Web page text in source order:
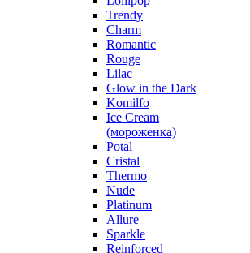
Trendy
Charm
Romantic
Rouge
Lilac
Glow in the Dark
Komilfo
Ice Cream
(мороженка)
Potal
Cristal
Thermo
Nude
Platinum
Allure
Sparkle
Reinforced